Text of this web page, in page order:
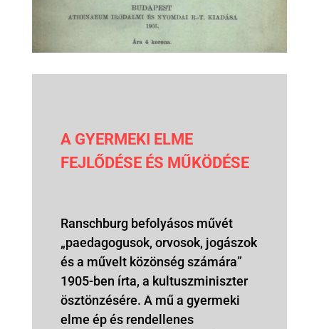
A GYERMEKI ELME
FEJLŐDÉSE ÉS MŰKÖDÉSE
Ranschburg befolyásos művét
„paedagogusok, orvosok, jogászok
és a művelt közönség számára”
1905-ben írta, a kultuszminiszter
ösztönzésére. A mű a gyermeki
elme ép és rendellenes